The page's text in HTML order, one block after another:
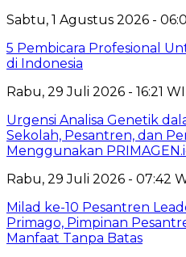
Sabtu, 1 Agustus 2026 -
5 Pembicara Profesional
di Indonesia
Rabu, 29 Juli 2026 - 16:21
Urgensi Analisa Genetik
Sekolah, Pesantren, dan
Menggunakan
Rabu, 29 Juli 2026 - 07:42
Milad ke-10 Pesantren
Primago, Pimpinan
Manfaat Tanpa Batas